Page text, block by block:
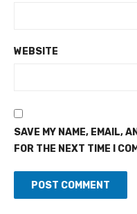
WEBSITE
SAVE MY NAME, EMAIL,
FOR THE NEXT TIME I